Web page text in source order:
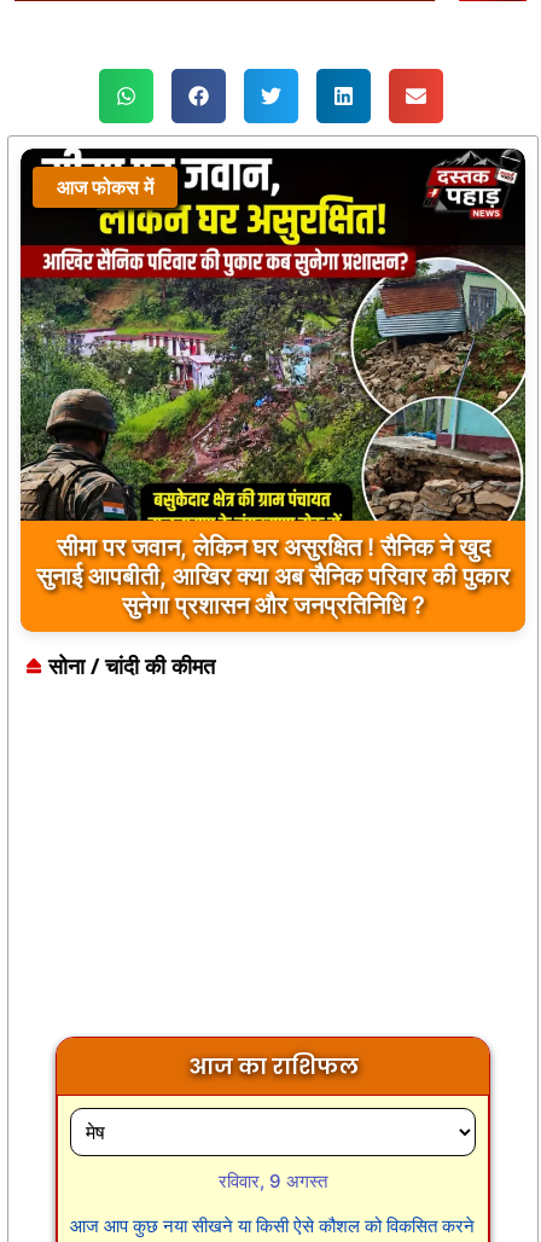
आज फोकस में
सीमा पर जवान, लेकिन घर असुरक्षित ! सैनिक ने खुद
सुनाई आपबीती, आखिर क्या अब सैनिक परिवार की पुकार
सुनेगा प्रशासन और जनप्रतिनिधि ?
सोना / चांदी की कीमत
आज का राशिफल
रविवार, 9 अगस्त
आज आप कुछ नया सीखने या किसी ऐसे कौशल को विकसित करने